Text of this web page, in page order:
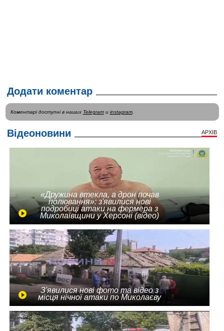
Додати коментар
Коментарі доступні в наших Telegramи instagram.
Відеоновини АРХІВ
«Дружина втекла, а дрон почав
полювання»: з'явилися нові
подробиці атаки на фермера з
Миколаївщини у Херсоні (відео)
З'явилися нові фото та відео з
місця нічної атаки по Миколаєву